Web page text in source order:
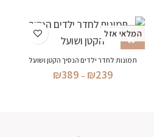
המלאי אזל
תמונות לחדר ילדים הנסיך הקטן ושועל
₪239
–
₪389